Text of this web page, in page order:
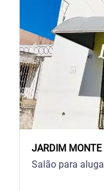
arrow_back_iosPrevious
JARDIM
Salão para